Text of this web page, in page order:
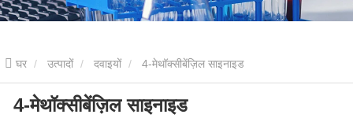
घर उत्पादों दवाइयों 4-मेथॉक्सीबेंज़िल साइनाइड
4-मेथॉक्सीबेंज़िल साइनाइड